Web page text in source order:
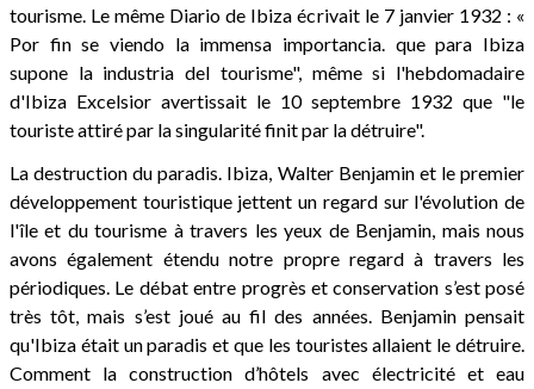
tourisme. Le même Diario de Ibiza écrivait le 7 janvier 1932 : «
Por fin se viendo la immensa importancia. que para Ibiza
supone la industria del tourisme", même si l'hebdomadaire
d'Ibiza Excelsior avertissait le 10 septembre 1932 que "le
touriste attiré par la singularité finit par la détruire".
La destruction du paradis. Ibiza, Walter Benjamin et le premier
développement touristique jettent un regard sur l'évolution de
l'île et du tourisme à travers les yeux de Benjamin, mais nous
avons également étendu notre propre regard à travers les
périodiques. Le débat entre progrès et conservation s’est posé
très tôt, mais s’est joué au fil des années. Benjamin pensait
qu'Ibiza était un paradis et que les touristes allaient le détruire.
Comment la construction d’hôtels avec électricité et eau